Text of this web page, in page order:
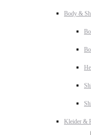
Body &
Kleider &